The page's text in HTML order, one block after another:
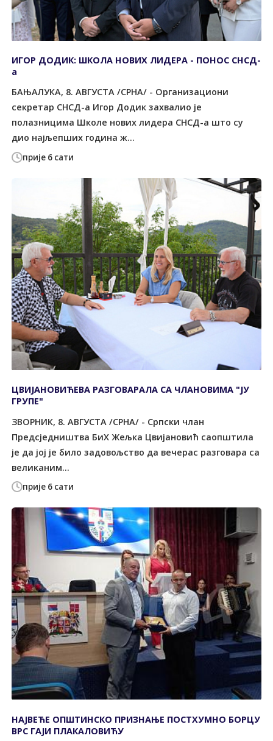
прије 6 сати
ИГОР ДОДИК: ШКОЛА НОВИХ ЛИДЕРА - ПОНОС СНСД-
а
БАЊАЛУКА, 8. АВГУСТА /СРНА/ - Организациони
секретар СНСД-а Игор Додик захвалио је
полазницима Школе нових лидера СНСД-а што су
дио најљепших година ж...
прије 6 сати
ЦВИЈАНОВИЋЕВА РАЗГОВАРАЛА СА ЧЛАНОВИМА "ЈУ
ГРУПЕ"
ЗВОРНИК, 8. АВГУСТА /СРНА/ - Српски члан
Предсједништва БиХ Жељка Цвијановић саопштила
је да јој је било задовољство да вечерас разговара са
великаним...
НАЈВЕЋЕ ОПШТИНСКО ПРИЗНАЊЕ ПОСТХУМНО БОРЦУ
ВРС ГАЈИ ПЛАКАЛОВИЋУ